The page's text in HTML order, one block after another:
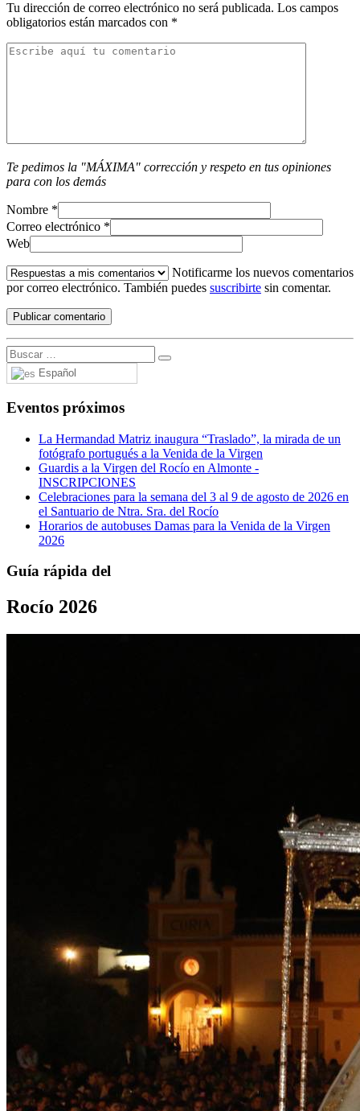
Tu dirección de correo electrónico no será publicada. Los campos
obligatorios están marcados con *
Te pedimos la "MÁXIMA" corrección y respeto en tus opiniones
para con los demás
Nombre *
Correo electrónico *
Web
Notificarme los nuevos comentarios
por correo electrónico. También puedes suscribirte sin comentar.
Español
Eventos próximos
La Hermandad Matriz inaugura “Traslado”, la mirada de un
fotógrafo portugués a la Venida de la Virgen
Guardis a la Virgen del Rocío en Almonte -
INSCRIPCIONES
Celebraciones para la semana del 3 al 9 de agosto de 2026 en
el Santuario de Ntra. Sra. del Rocío
Horarios de autobuses Damas para la Venida de la Virgen
2026
Guía rápida del
Rocío 2026